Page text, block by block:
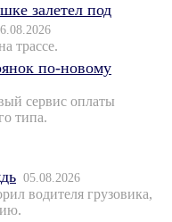
залетел под
трассе.
по-новому
сервис оплаты
типа.
05.08.2026
водителя грузовика,